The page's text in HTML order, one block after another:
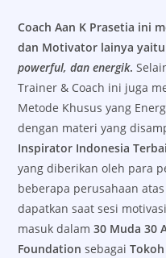
Coach Aan K Prasetia ini
dan Motivator lainya
powerful, dan energik.
Trainer & Coach ini juga
Metode Khusus yang
dengan materi yang
Inspirator Indonesia
yang diberikan oleh para
beberapa perusahaan
dapatkan saat sesi
masuk dalam30 Muda 30
Foundation sebagai